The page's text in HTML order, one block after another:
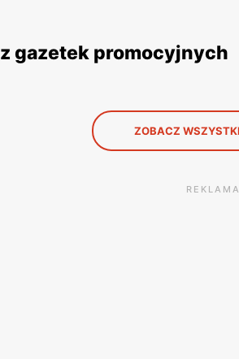
gazetek promocyjnych
ZOBACZ
REKLAMA